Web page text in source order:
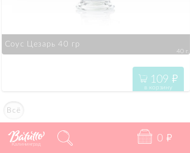
Всё
Соус Цезарь 40 гр
40 г.
109 "
в корзину
Калининград
0 "